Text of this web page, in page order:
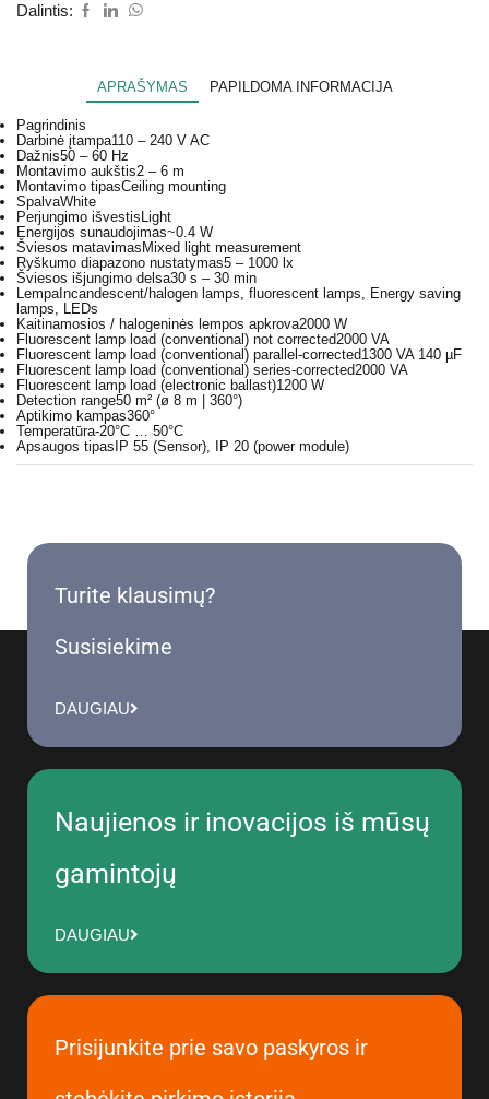
Dalintis:
APRAŠYMAS PAPILDOMA INFORMACIJA
Pagrindinis
Darbinė įtampa110 – 240 V AC
Dažnis50 – 60 Hz
Montavimo aukštis2 – 6 m
Montavimo tipasCeiling mounting
SpalvaWhite
Perjungimo išvestis Light
Energijos sunaudojimas~0.4 W
Šviesos matavimas Mixed light measurement
Ryškumo diapazono nustatymas5 – 1000 lx
Šviesos išjungimo delsa30 s – 30 min
LempaIncandescent/halogen lamps, fluorescent lamps, Energy saving
lamps, LEDs
Kaitinamosios / halogeninės lempos apkrova2000 W
Fluorescent lamp load (conventional) not corrected2000 VA
Fluorescent lamp load (conventional) parallel-corrected1300 VA 140 µF
Fluorescent lamp load (conventional) series-corrected2000 VA
Fluorescent lamp load (electronic ballast)1200 W
Detection range50 m² (ø 8 m | 360°)
Aptikimo kampas360°
Temperatūra-20°C … 50°C
Apsaugos tipas IP 55 (Sensor), IP 20 (power module)
Turite klausimų?
Susisiekime
DAUGIAU
Naujienos ir inovacijos iš mūsų
gamintojų
DAUGIAU
Prisijunkite prie savo paskyros ir